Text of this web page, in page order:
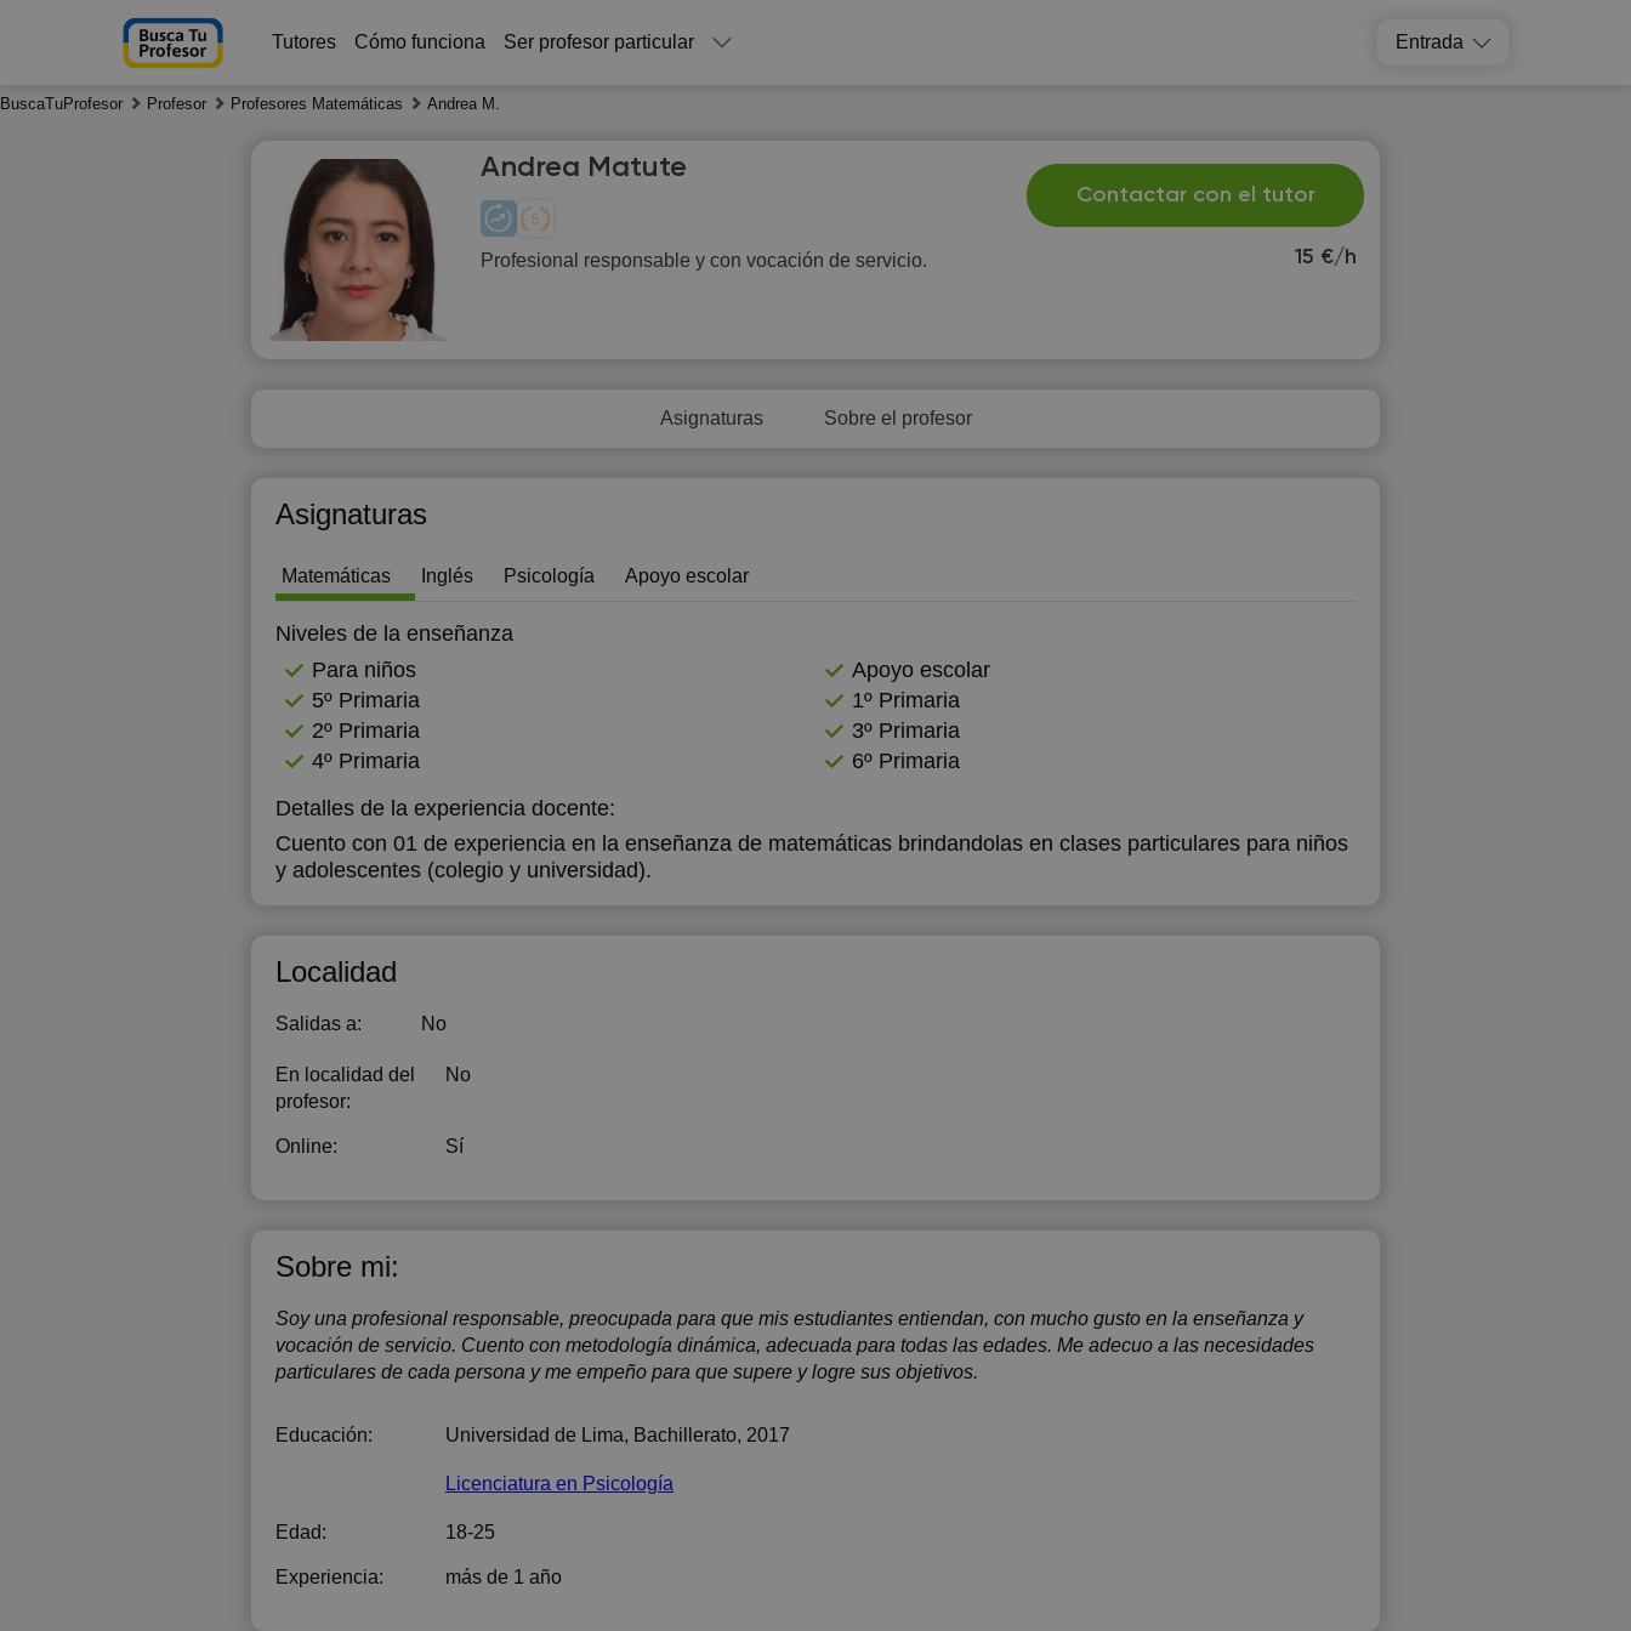
Tutores Cómo funciona Ser profesor particular Entrada
BuscaTuProfesor Profesor Profesores Matemáticas Andrea M.
15 €/h
Contactar con el tutor
Andrea Matute
Profesional responsable y con vocación de servicio.
Asignaturas Sobre el profesor
Asignaturas
Matemáticas Inglés Psicología Apoyo escolar
Niveles de la enseñanza
Para niños
Apoyo escolar
5º Primaria
1º Primaria
2º Primaria
3º Primaria
4º Primaria
6º Primaria
Detalles de la experiencia docente:
Cuento con 01 de experiencia en la enseñanza de matemáticas brindandolas en clases particulares para niños
y adolescentes (colegio y universidad).
Localidad
Salidas a: No
En localidad del
profesor:
No
Online: Sí
Sobre mi:
Soy una profesional responsable, preocupada para que mis estudiantes entiendan, con mucho gusto en la enseñanza y
vocación de servicio. Cuento con metodología dinámica, adecuada para todas las edades. Me adecuo a las necesidades
particulares de cada persona y me empeño para que supere y logre sus objetivos.
Educación: Universidad de Lima, Bachillerato, 2017
Licenciatura en Psicología
Edad: 18-25
Experiencia: más de 1 año
Sa
8
12:00